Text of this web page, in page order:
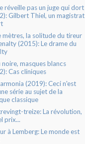
réveille pas un juge qui dort
Gilbert Thiel, un magistrat
mètres, la solitude du tireur
(2015): Le drame du
noire, masques blancs
Cas cliniques
(2019): Ceci n'est
série au sujet de la
classique
treize: La révolution,
prix...
à Lemberg: Le monde est